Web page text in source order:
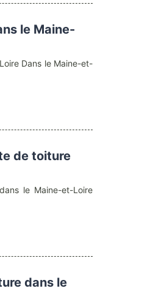
le Maine-
Dans le Maine-et-
de toiture
le Maine-et-Loire
dans le